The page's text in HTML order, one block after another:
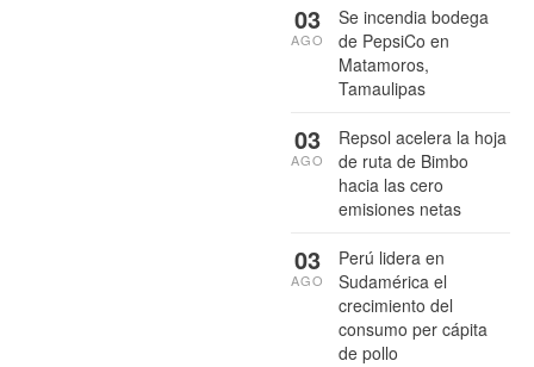
Se incendia bodega
de PepsiCo en
Matamoros,
Tamaulipas
03
AGO
Repsol acelera la hoja
de ruta de Bimbo
hacia las cero
emisiones netas
03
AGO
Perú lidera en
Sudamérica el
crecimiento del
consumo per cápita
de pollo
03
AGO